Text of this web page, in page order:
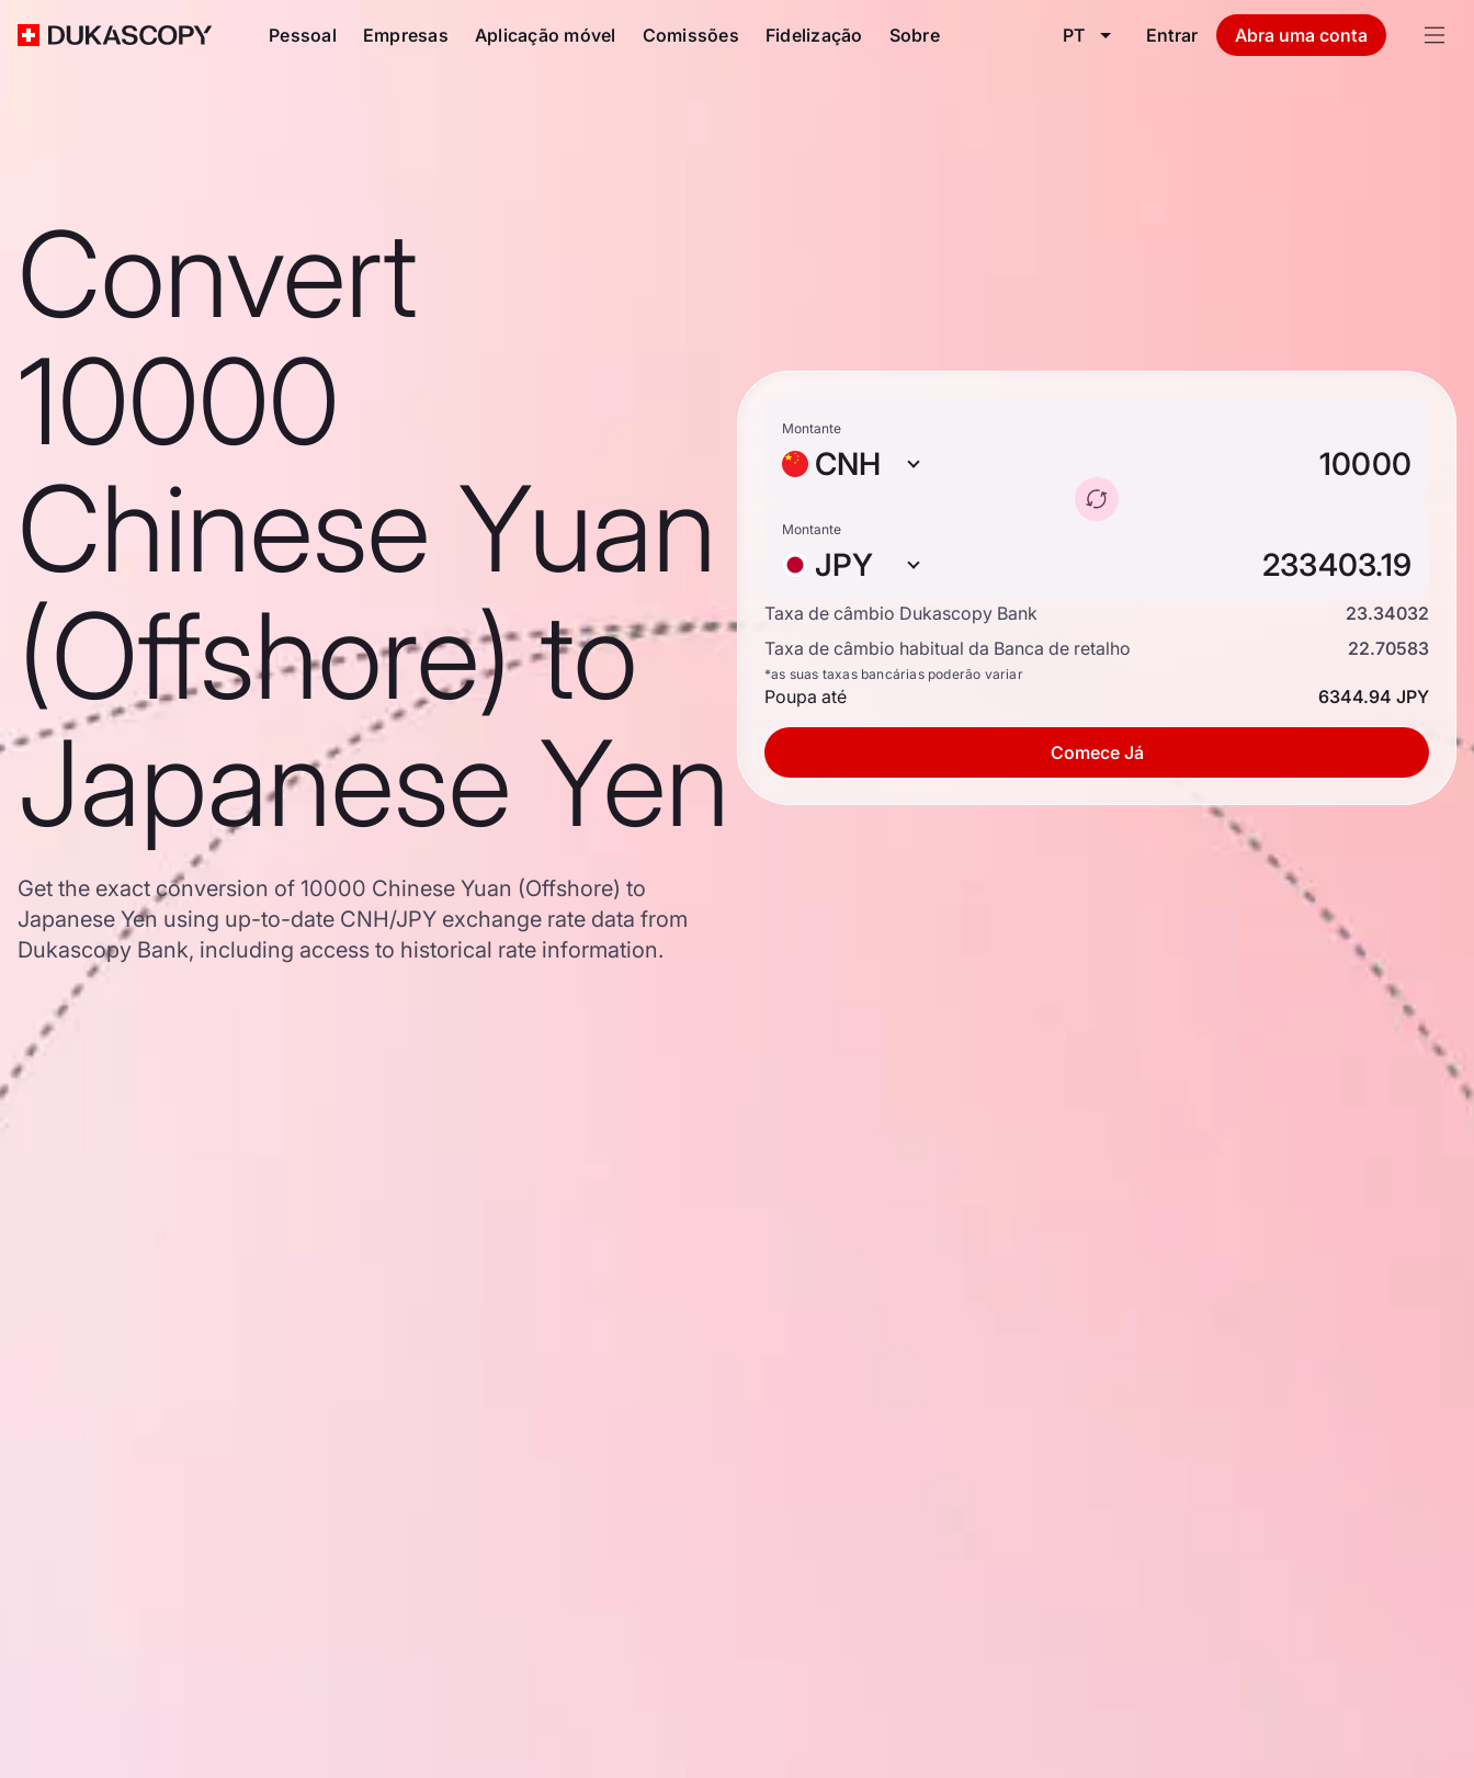
Pessoal Empresas Aplicação móvel Comissões Fidelização Sobre PT Entrar Abra uma conta
Convert
10000
Chinese Yuan
(Offshore) to
Japanese Yen
Get the exact conversion of 10000 Chinese Yuan (Offshore) to
Japanese Yen using up-to-date CNH/JPY exchange rate data from
Dukascopy Bank, including access to historical rate information.
Montante
CNH
Montante
JPY
Taxa de câmbio Dukascopy Bank
23.34032
Taxa de câmbio habitual da Banca de retalho
22.70583
*as suas taxas bancárias poderão variar
Poupa até 6344.94 JPY
Comece Já